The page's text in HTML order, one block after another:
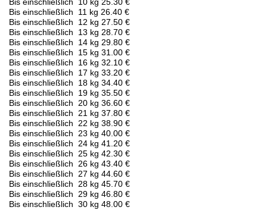
Bis einschließlich 11 kg 26.40 €
Bis einschließlich 12 kg 27.50 €
Bis einschließlich 13 kg 28.70 €
Bis einschließlich 14 kg 29.80 €
Bis einschließlich 15 kg 31.00 €
Bis einschließlich 16 kg 32.10 €
Bis einschließlich 17 kg 33.20 €
Bis einschließlich 18 kg 34.40 €
Bis einschließlich 19 kg 35.50 €
Bis einschließlich 20 kg 36.60 €
Bis einschließlich 21 kg 37.80 €
Bis einschließlich 22 kg 38.90 €
Bis einschließlich 23 kg 40.00 €
Bis einschließlich 24 kg 41.20 €
Bis einschließlich 25 kg 42.30 €
Bis einschließlich 26 kg 43.40 €
Bis einschließlich 27 kg 44.60 €
Bis einschließlich 28 kg 45.70 €
Bis einschließlich 29 kg 46.80 €
Bis einschließlich 30 kg 48.00 €